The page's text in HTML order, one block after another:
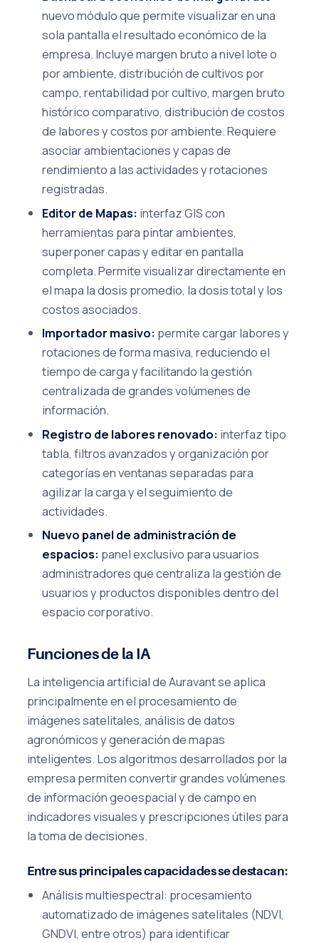
nuevo módulo que permite visualizar en una
sola pantalla el resultado económico de la
empresa. Incluye margen bruto a nivel lote o
por ambiente, distribución de cultivos por
campo, rentabilidad por cultivo, margen bruto
histórico comparativo, distribución de costos
de labores y costos por ambiente. Requiere
asociar ambientaciones y capas de
rendimiento a las actividades y rotaciones
registradas.
Editor de Mapas: interfaz GIS con
herramientas para pintar ambientes,
superponer capas y editar en pantalla
completa. Permite visualizar directamente en
el mapa la dosis promedio, la dosis total y los
costos asociados.
Importador masivo: permite cargar labores y
rotaciones de forma masiva, reduciendo el
tiempo de carga y facilitando la gestión
centralizada de grandes volúmenes de
información.
Registro de labores renovado: interfaz tipo
tabla, filtros avanzados y organización por
categorías en ventanas separadas para
agilizar la carga y el seguimiento de
actividades.
Nuevo panel de administración de
espacios: panel exclusivo para usuarios
administradores que centraliza la gestión de
usuarios y productos disponibles dentro del
espacio corporativo.
Funciones de la IA
La inteligencia artificial de Auravant se aplica
principalmente en el procesamiento de
imágenes satelitales, análisis de datos
agronómicos y generación de mapas
inteligentes. Los algoritmos desarrollados por la
empresa permiten convertir grandes volúmenes
de información geoespacial y de campo en
indicadores visuales y prescripciones útiles para
la toma de decisiones.
Entre sus principales capacidades se destacan:
Análisis multiespectral: procesamiento
automatizado de imágenes satelitales (NDVI,
GNDVI, entre otros) para identificar